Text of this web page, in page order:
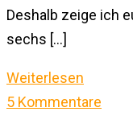
Deshalb zeige ich
sechs […]
Weiterlesen
5 Kommentare